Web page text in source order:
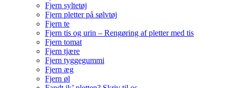
Fjern syltetøj
Fjern pletter på sølvtøj
Fjern te
Fjern tis og urin – Rengøring af pletter med tis
Fjern tomat
Fjern tjære
Fjern tyggegummi
Fjern æg
Fjern øl